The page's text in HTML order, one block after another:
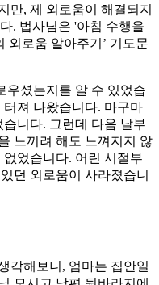
만, 제 외로움이 해결되지
. 법사님은 '아침 수행을
외로움 알아주기’ 기도문
우셨는지를 알 수 있었습
져 나왔습니다. 마구마
니다. 그런데 다음 날부
느끼려 해도 느껴지지 않
었습니다. 어린 시절부
던 외로움이 사라졌습니
각해보니, 엄마는 집안일